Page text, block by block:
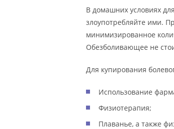
В домашних условиях
злоупотребляйте ими.
минимизированное
Обезболивающее не
Для купирования
Использование
Физиотерапия;
Плаванье, а также